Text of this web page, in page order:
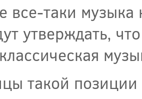
все-таки музыка
утверждать,
такой